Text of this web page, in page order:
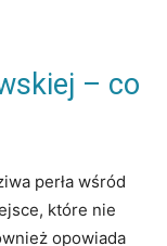
– ‍co
perła​ wśród
które nie
opowiada⁤